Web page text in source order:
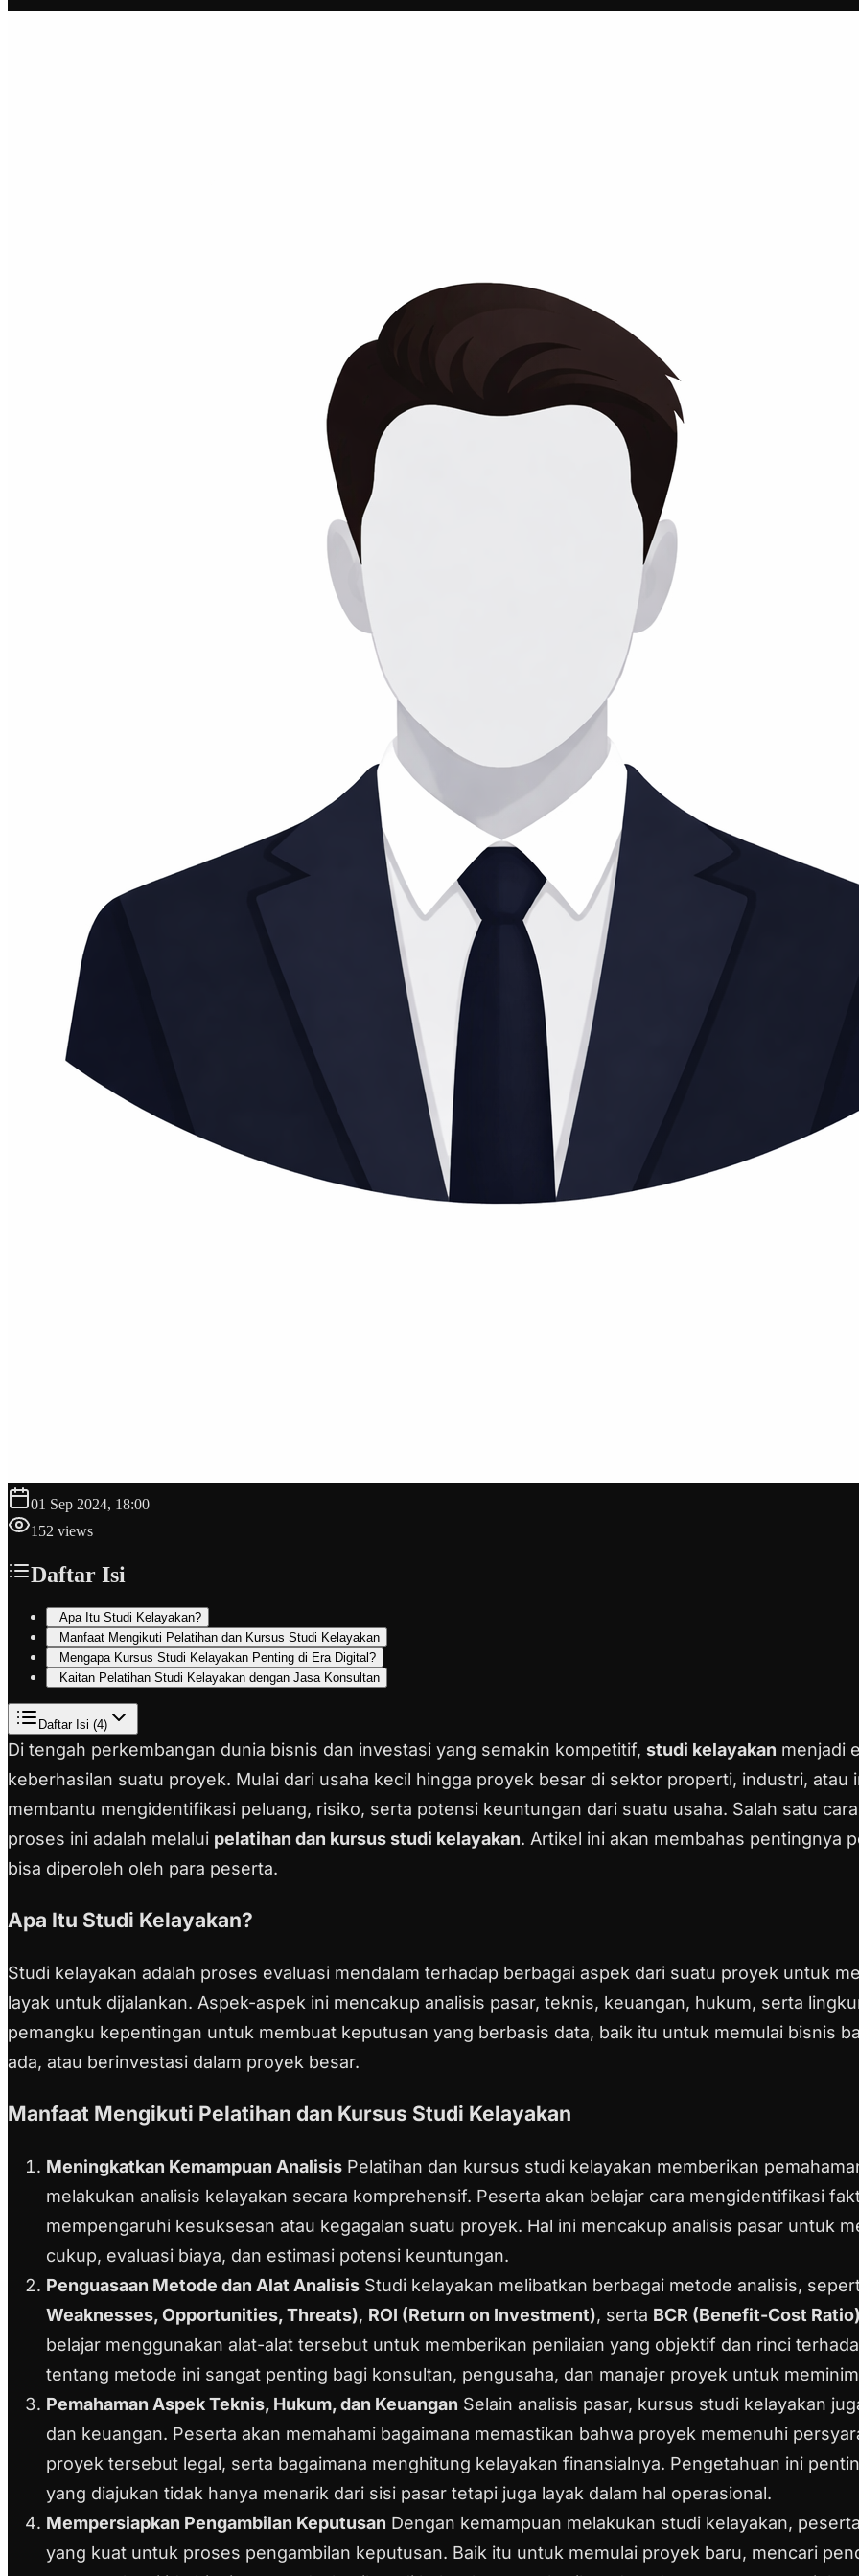
01 Sep 2024, 18:00
152 views
Daftar Isi
Apa Itu Studi Kelayakan?
Manfaat Mengikuti Pelatihan dan Kursus Studi Kelayakan
Mengapa Kursus Studi Kelayakan Penting di Era Digital?
Kaitan Pelatihan Studi Kelayakan dengan Jasa Konsultan
Daftar Isi (4)
Di tengah perkembangan dunia bisnis dan investasi yang semakin kompetitif, studi kelayakan menjadi
keberhasilan suatu proyek. Mulai dari usaha kecil hingga proyek besar di sektor properti, industri, atau
membantu mengidentifikasi peluang, risiko, serta potensi keuntungan dari suatu usaha. Salah satu
proses ini adalah melalui pelatihan dan kursus studi kelayakan. Artikel ini akan membahas pentingnya
bisa diperoleh oleh para peserta.
Apa Itu Studi Kelayakan?
Studi kelayakan adalah proses evaluasi mendalam terhadap berbagai aspek dari suatu proyek untuk
layak untuk dijalankan. Aspek-aspek ini mencakup analisis pasar, teknis, keuangan, hukum, serta
pemangku kepentingan untuk membuat keputusan yang berbasis data, baik itu untuk memulai bisnis
ada, atau berinvestasi dalam proyek besar.
Manfaat Mengikuti Pelatihan dan Kursus Studi Kelayakan
Meningkatkan Kemampuan Analisis Pelatihan dan kursus studi kelayakan memberikan
melakukan analisis kelayakan secara komprehensif. Peserta akan belajar cara mengidentifikasi
mempengaruhi kesuksesan atau kegagalan suatu proyek. Hal ini mencakup analisis pasar untuk
cukup, evaluasi biaya, dan estimasi potensi keuntungan.
Penguasaan Metode dan Alat Analisis Studi kelayakan melibatkan berbagai metode analisis,
Weaknesses, Opportunities, Threats), ROI (Return on Investment), serta BCR (Benefit-Cost Ratio)
belajar menggunakan alat-alat tersebut untuk memberikan penilaian yang objektif dan rinci
tentang metode ini sangat penting bagi konsultan, pengusaha, dan manajer proyek untuk
Pemahaman Aspek Teknis, Hukum, dan Keuangan Selain analisis pasar, kursus studi kelayakan
dan keuangan. Peserta akan memahami bagaimana memastikan bahwa proyek memenuhi
proyek tersebut legal, serta bagaimana menghitung kelayakan finansialnya. Pengetahuan ini
yang diajukan tidak hanya menarik dari sisi pasar tetapi juga layak dalam hal operasional.
Mempersiapkan Pengambilan Keputusan Dengan kemampuan melakukan studi kelayakan,
yang kuat untuk proses pengambilan keputusan. Baik itu untuk memulai proyek baru, mencari